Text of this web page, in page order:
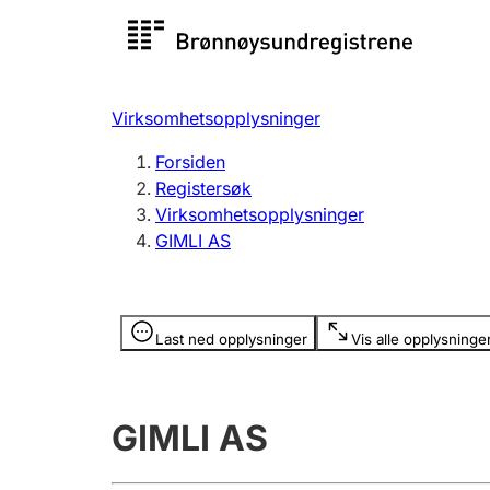
Registersøk
Registrere, endre, slette
Virksomhetsopplysninger
Forsiden
Registersøk
Virksomhetsopplysninger
GIMLI AS
Last ned opplysninger Vis alle
Opplysninger er skjult
GIMLI AS